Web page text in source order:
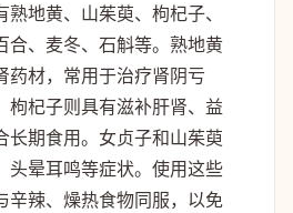
地黄、山茱萸、枸杞子、
合、麦冬、石斛等。熟地黄
药材，常用于治疗肾阴亏
枸杞子则具有滋补肝肾、益
长期食用。女贞子和山茱萸
头晕耳鸣等症状。使用这些
辛辣、燥热食物同服，以免